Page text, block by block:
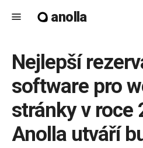
menu anolla
Nejlepší rezervační
software pro
stránky v roce
Anolla utváří